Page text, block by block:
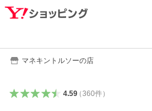
マネキントルソーの店
4.59（360件）